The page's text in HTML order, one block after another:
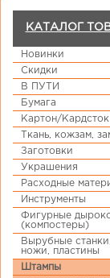
КАТАЛОГ
Новинки
Скидки
В ПУТИ
Бумага
Картон/Кардсток
Ткань, кожзам,
Заготовки
Украшения
Расходные
Инструменты
Фигурные
(компостеры)
Вырубные станки,
ножи, пластины
Штампы